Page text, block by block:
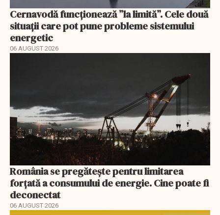
Cernavodă funcționează ”la limită”. Cele două
situații care pot pune probleme sistemului
energetic
06 AUGUST 2026
România se pregătește pentru limitarea
forțată a consumului de energie. Cine poate fi
deconectat
06 AUGUST 2026